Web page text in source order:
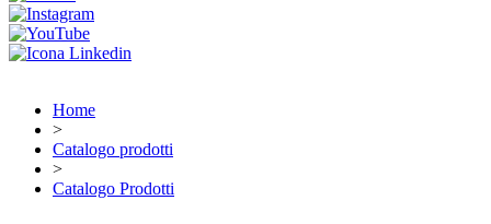
Home
>
Catalogo prodotti
>
Catalogo Prodotti